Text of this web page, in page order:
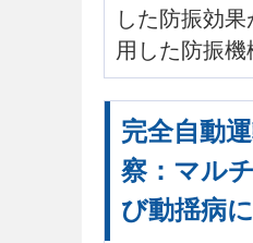
した防振効
用した防振
完全自動
察：マル
び動揺病